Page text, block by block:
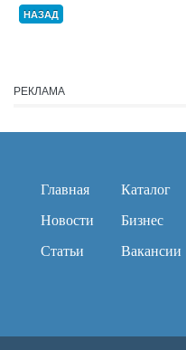
НАЗАД
РЕКЛАМА
Главная
Новости
Статьи
Каталог
Бизнес
Вакансии